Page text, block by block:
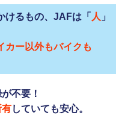
けるもの、JAFは「 人 」
カー以外もバイクも
不要！
有していても安心。